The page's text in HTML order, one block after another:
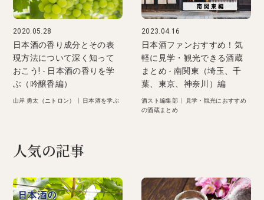
2020.05.28
日本酒の香り成分とその表
現方法について深く知って
おこう! - 日本酒の香りを学
ぶ（吟醸香編）
山岸 勇太（ニトロン） 日本酒を学ぶ
2023.04.16
日本酒ファンおすすめ！気
軽に見学・観光できる酒蔵
まとめ - 南関東（埼玉、千
葉、東京、神奈川）編
酒スト編集部
見学・観光におすすめ
の酒蔵まとめ
人気の記事